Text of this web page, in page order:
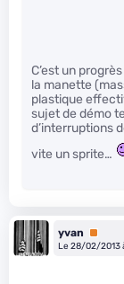
C’est un
la manette
plastique
sujet de démo
d’interruptions
vite un sprite…
yvan
Premium
Le 28/02/2013